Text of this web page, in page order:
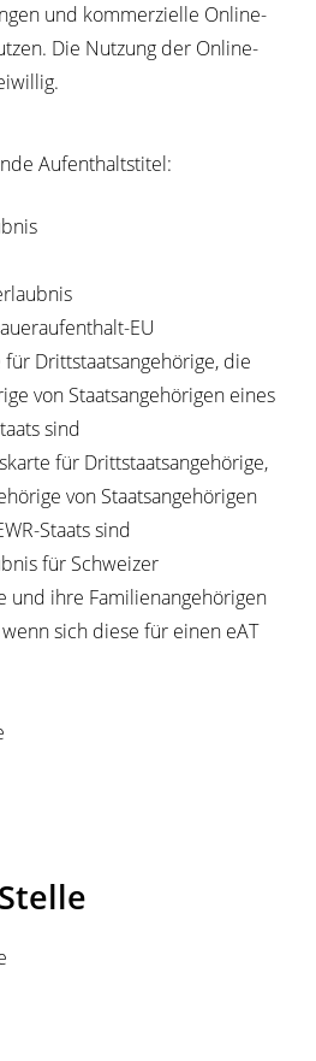
und kommerzielle Online-
Die Nutzung der Online-
Aufenthaltstitel:
EU
Drittstaatsangehörige, die
von Staatsangehörigen eines
sind
für Drittstaatsangehörige,
von Staatsangehörigen
Staats sind
für Schweizer
und ihre Familienangehörigen
sich diese für einen eAT